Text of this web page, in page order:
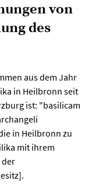
von
des
aus dem Jahr
in Heilbronn seit
ist: "basilicam
in Heilbronn zu
mit ihrem
der